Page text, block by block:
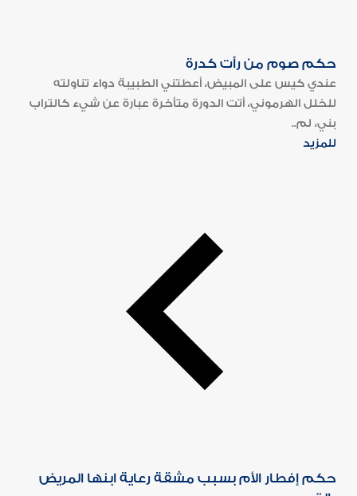
حكم صوم من رأت كدرة
عندي كيس على المبيض، أعطتني الطبيبة دواء تناولته
للخلل الهرموني، أتت الدورة متأخرة عبارة عن شيء كالتراب
بني، لم..
للمزيد
حكم إفطار الأم بسبب مشقة رعاية ابنها المريض